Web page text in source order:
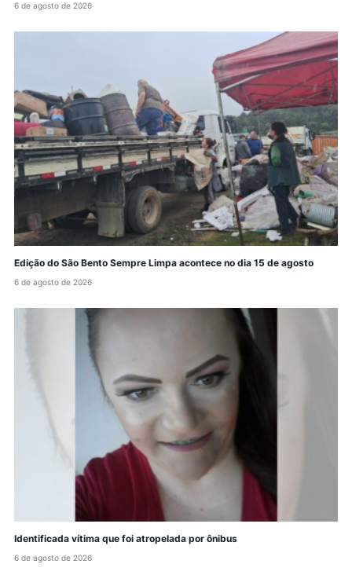
6 de agosto de 2026
Edição do São Bento Sempre Limpa acontece no dia 15 de agosto
6 de agosto de 2026
Identificada vítima que foi atropelada por ônibus
6 de agosto de 2026